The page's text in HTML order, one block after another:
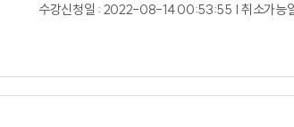
수강신청일 : 2022-08-14 00:53:55 | 취소가능